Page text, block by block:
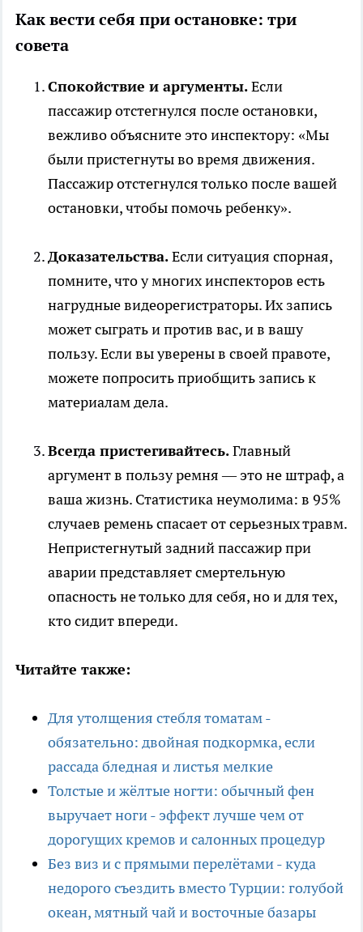
Как вести себя при остановке: три
совета
Спокойствие и аргументы.Если
пассажир отстегнулся после остановки,
вежливо объясните это инспектору: «Мы
были пристегнуты во время движения.
Пассажир отстегнулся только после вашей
остановки, чтобы помочь ребенку».
Доказательства.Если ситуация спорная,
помните, что у многих инспекторов есть
нагрудные видеорегистраторы. Их запись
может сыграть и против вас, и в вашу
пользу. Если вы уверены в своей правоте,
можете попросить приобщить запись к
материалам дела.
Всегда пристегивайтесь.Главный
аргумент в пользу ремня — это не штраф, а
ваша жизнь. Статистика неумолима: в 95%
случаев ремень спасает от серьезных травм.
Непристегнутый задний пассажир при
аварии представляет смертельную
опасность не только для себя, но и для тех,
кто сидит впереди.
Читайте также:
Для утолщения стебля томатам -
обязательно: двойная подкормка, если
рассада бледная и листья мелкие
Толстые и жёлтые ногти: обычный фен
выручает ноги - эффект лучше чем от
дорогущих кремов и салонных процедур
Без виз и с прямыми перелётами - куда
недорого съездить вместо Турции: голубой
океан, мятный чай и восточные базары